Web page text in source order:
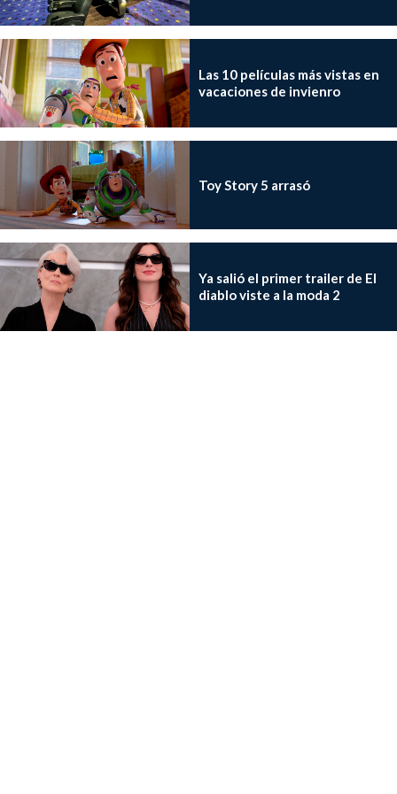
Las 10 películas más vistas en
vacaciones de invienro
Toy Story 5 arrasó
Ya salió el primer trailer de El
diablo viste a la moda 2